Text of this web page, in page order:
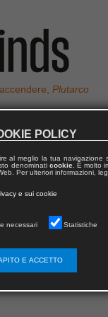
Plutarco
laureato in
(Affinità Elettive
Landi” 2015).
del Centro di
of Continuing Studies
liceo.
POLICY
al meglio la tua navigazione
denominati cookie. È molto
Per ulteriori informazioni,
e sui cookie
necessari Statistiche
E ACCETTO